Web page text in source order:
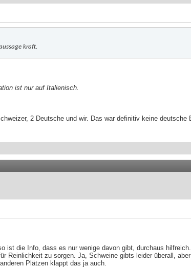
kraft.
ist nur auf Italienisch.
2 Deutsche und wir. Das war definitiv keine deutsche
ist die Info, dass es nur wenige davon gibt, durchaus hilfreich.
Reinlichkeit zu sorgen. Ja, Schweine gibts leider überall,
Plätzen klappt das ja auch.